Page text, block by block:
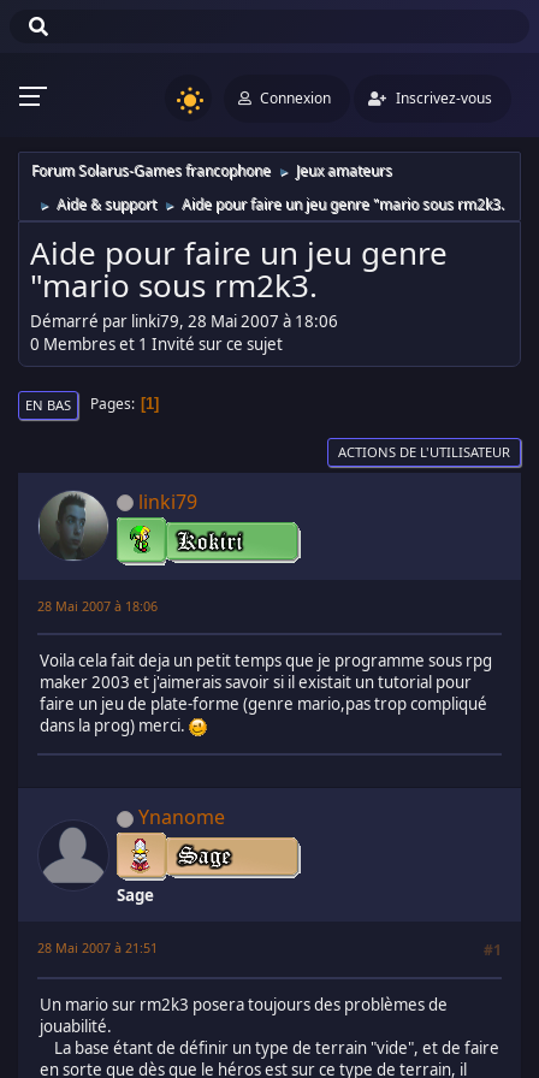
Connexion Inscrivez-vous
Forum Solarus-Games francophone ► Jeux amateurs
► Aide & support ► Aide pour faire un jeu genre "mario sous rm2k3.
Aide pour faire un jeu genre
"mario sous rm2k3.
Démarré par linki79, 28 Mai 2007 à 18:06
0 Membres et 1 Invité sur ce sujet
EN BAS Pages 1
ACTIONS DE L'UTILISATEUR
linki79
28 Mai 2007 à 18:06
Voila cela fait deja un petit temps que je programme sous rpg
maker 2003 et j'aimerais savoir si il existait un tutorial pour
faire un jeu de plate-forme (genre mario,pas trop compliqué
dans la prog) merci.
Ynanome
Sage
28 Mai 2007 à 21:51 #1
Un mario sur rm2k3 posera toujours des problèmes de
jouabilité.
La base étant de définir un type de terrain "vide", et de faire
en sorte que dès que le héros est sur ce type de terrain, il